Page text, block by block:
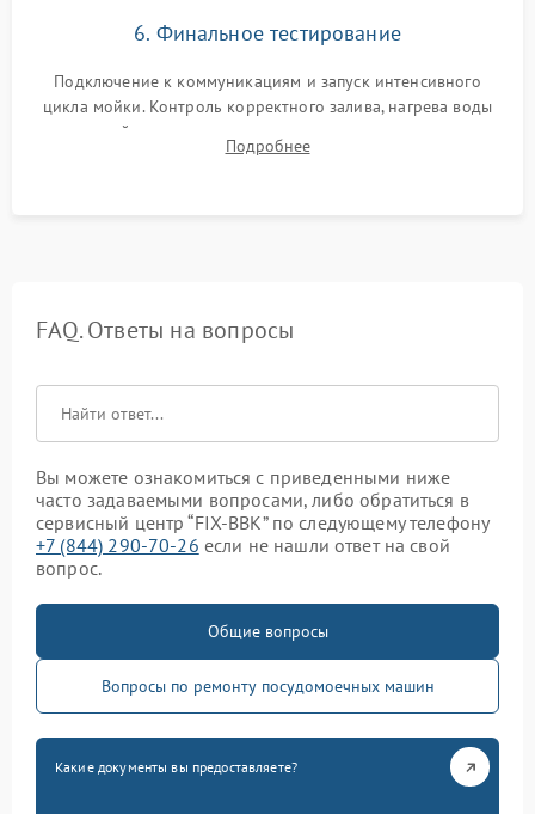
6. Финальное тестирование
Подключение к коммуникациям и запуск интенсивного
цикла мойки. Контроль корректного залива, нагрева воды
до нужной температуры, отсутствия посторонних шумов,
штатного слива и абсолютной сухости в поддоне.
Подробнее
FAQ. Ответы на вопросы
Вы можете ознакомиться с приведенными ниже
часто задаваемыми вопросами, либо обратиться в
сервисный центр “FIX-BBK” по следующему телефону
+7 (844) 290-70-26 если не нашли ответ на свой
вопрос.
Общие вопросы
Вопросы по ремонту посудомоечных машин
Какие документы вы предоставляете?